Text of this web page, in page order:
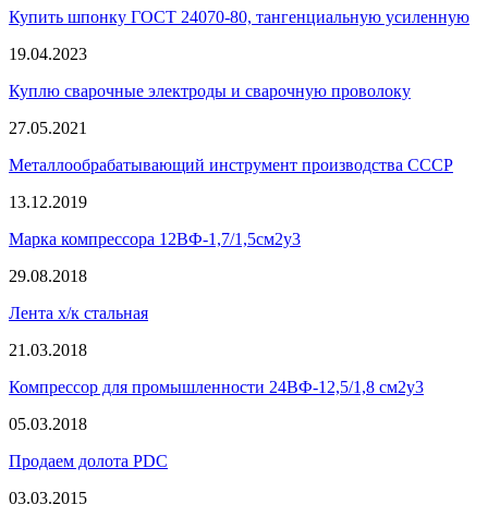
Купить шпонку ГОСТ 24070-80, тангенциальную усиленную
19.04.2023
Куплю сварочные электроды и сварочную проволоку
27.05.2021
Металлообрабатывающий инструмент производства СССР
13.12.2019
Марка компрессора 12ВФ-1,7/1,5см2у3
29.08.2018
Лента х/к стальная
21.03.2018
Компрессор для промышленности 24ВФ-12,5/1,8 см2у3
05.03.2018
Продаем долота PDC
03.03.2015